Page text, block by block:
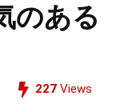
のある
227 Views